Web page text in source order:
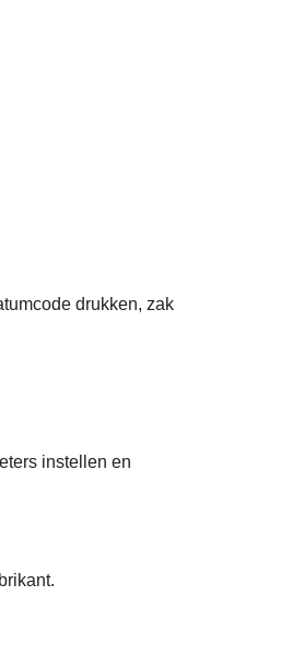
drukken, zak
instellen en